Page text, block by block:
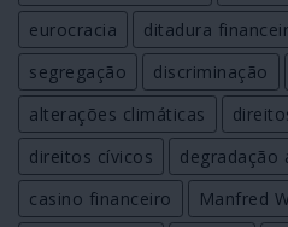
eurocracia
ditadura
segregação
discriminação
alterações climáticas
direitos cívicos
degradação
casino financeiro
Manfred